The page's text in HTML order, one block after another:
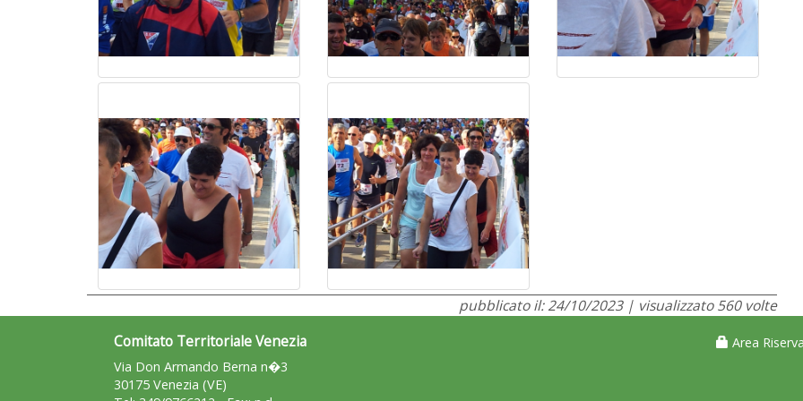
pubblicato il: 24/10/2023 | visualizzato 560 volte
Comitato Territoriale Venezia
Via Don Armando Berna n�3
30175 Venezia (VE)
Area